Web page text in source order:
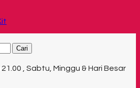
Cari
, Sabtu, Minggu & Hari Besar